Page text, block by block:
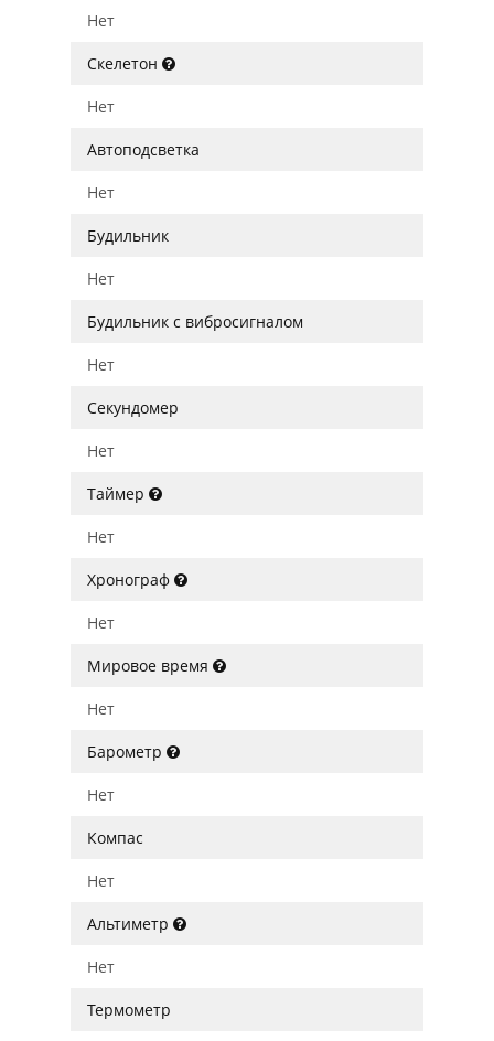
Нет
Скелетон
Нет
Автоподсветка
Нет
Будильник
Нет
Будильник с вибросигналом
Нет
Секундомер
Нет
Таймер
Нет
Хронограф
Нет
Мировое время
Нет
Барометр
Нет
Компас
Нет
Альтиметр
Нет
Термометр